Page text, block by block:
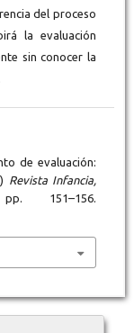
del proceso
la evaluación
sin conocer la
de evaluación:
Revista Infancia,
151–156.